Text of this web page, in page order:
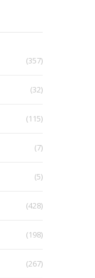
(357)
(32)
(115)
(7)
(5)
(428)
(198)
(267)